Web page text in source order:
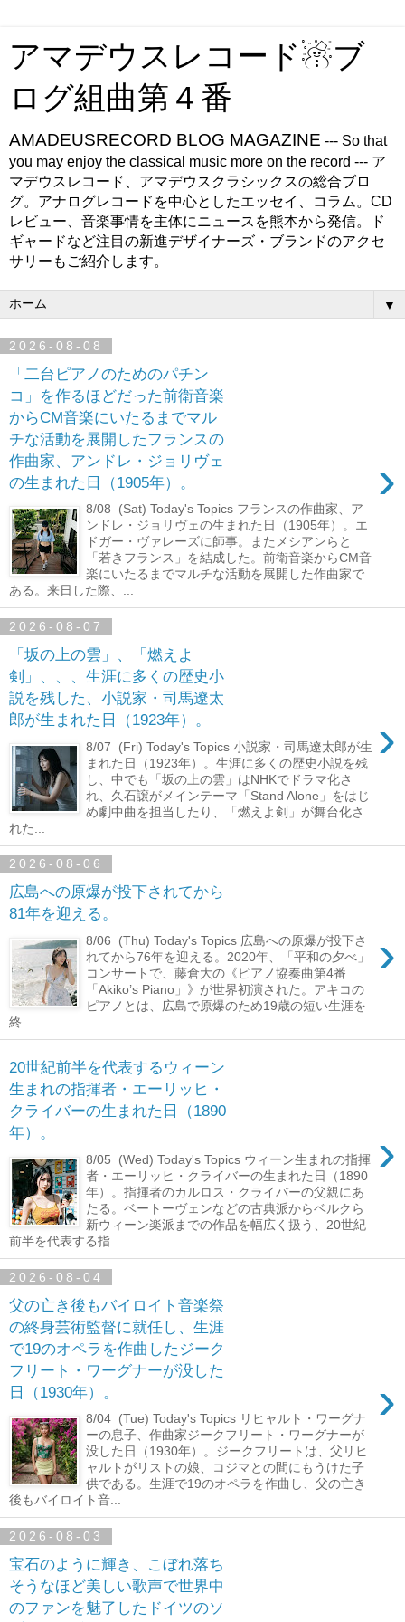
アマデウスレコード☃ブ
ログ組曲第４番
AMADEUSRECORD BLOG MAGAZINE --- So that
you may enjoy the classical music more on the record --- ア
マデウスレコード、アマデウスクラシックスの総合ブロ
グ。アナログレコードを中心としたエッセイ、コラム。CD
レビュー、音楽事情を主体にニュースを熊本から発信。ド
ギャードなど注目の新進デザイナーズ・ブランドのアクセ
サリーもご紹介します。
▼
2026-08-08
「二台ピアノのためのパチン
コ」を作るほどだった前衛音楽
からCM音楽にいたるまでマル
チな活動を展開したフランスの
作曲家、アンドレ・ジョリヴェ
の生まれた日（1905年）。
›
8/08 (Sat) Today's Topics フランスの作曲家、ア
ンドレ・ジョリヴェの生まれた日（1905年）。エ
ドガー・ヴァレーズに師事。またメシアンらと
「若きフランス」を結成した。前衛音楽からCM音
楽にいたるまでマルチな活動を展開した作曲家で
ある。来日した際、...
2026-08-07
「坂の上の雲」、「燃えよ
剣」、、、生涯に多くの歴史小
説を残した、小説家・司馬遼太
郎が生まれた日（1923年）。
›
8/07 (Fri) Today's Topics 小説家・司馬遼太郎が生
まれた日（1923年）。生涯に多くの歴史小説を残
し、中でも「坂の上の雲」はNHKでドラマ化さ
れ、久石譲がメインテーマ「Stand Alone」をはじ
め劇中曲を担当したり、「燃えよ剣」が舞台化さ
れた...
2026-08-06
広島への原爆が投下されてから
81年を迎える。
›
8/06 (Thu) Today's Topics 広島への原爆が投下さ
れてから76年を迎える。2020年、「平和の夕べ」
コンサートで、藤倉大の《ピアノ協奏曲第4番
「Akiko’s Piano」》が世界初演された。アキコの
ピアノとは、広島で原爆のため19歳の短い生涯を
終...
20世紀前半を代表するウィーン
生まれの指揮者・エーリッヒ・
クライバーの生まれた日（1890
年）。
›
8/05 (Wed) Today's Topics ウィーン生まれの指揮
者・エーリッヒ・クライバーの生まれた日（1890
年）。指揮者のカルロス・クライバーの父親にあ
たる。ベートーヴェンなどの古典派からベルクら
新ウィーン楽派までの作品を幅広く扱う、20世紀
前半を代表する指...
2026-08-04
父の亡き後もバイロイト音楽祭
の終身芸術監督に就任し、生涯
で19のオペラを作曲したジーク
フリート・ワーグナーが没した
日（1930年）。
›
8/04 (Tue) Today's Topics リヒャルト・ワーグナ
ーの息子、作曲家ジークフリート・ワーグナーが
没した日（1930年）。ジークフリートは、父リヒ
ャルトがリストの娘、コジマとの間にもうけた子
供である。生涯で19のオペラを作曲し、父の亡き
後もバイロイト音...
2026-08-03
宝石のように輝き、こぼれ落ち
そうなほど美しい歌声で世界中
のファンを魅了したドイツのソ